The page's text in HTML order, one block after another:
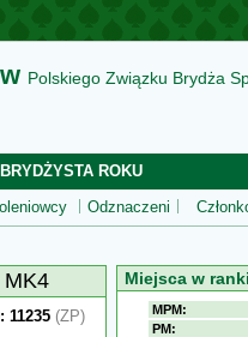
Polskiego Związku Brydża
BRYDŻYSTA ROKU
Odznaczeni
MK4
11235 (ZP)
Miejsca w
MPM:
PM: